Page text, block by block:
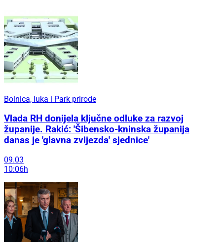
Bolnica, luka i Park prirode
Vlada RH donijela ključne odluke za razvoj
županije. Rakić: 'Šibensko-kninska županija
danas je 'glavna zvijezda' sjednice'
09.03
10:06h